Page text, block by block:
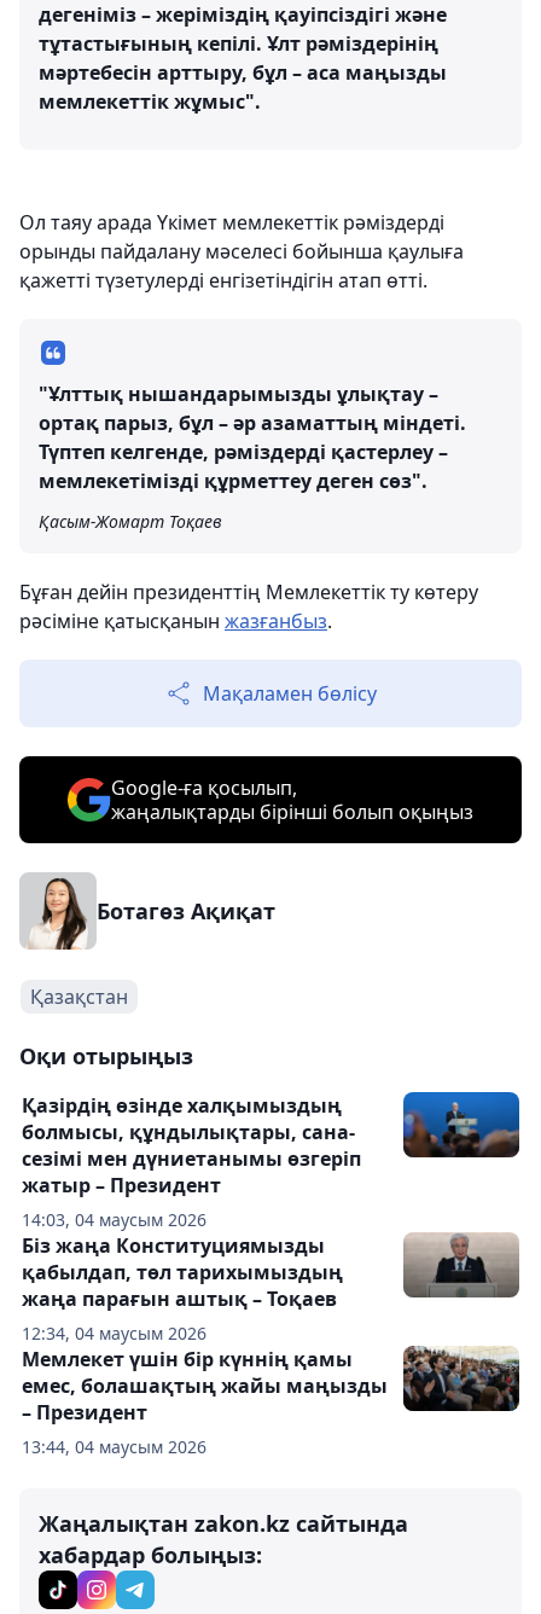
дегеніміз – жеріміздің қауіпсіздігі және
тұтастығының кепілі. Ұлт рәміздерінің
мәртебесін арттыру, бұл – аса маңызды
мемлекеттік жұмыс".
Ол таяу арада Үкімет мемлекеттік рәміздерді
орынды пайдалану мәселесі бойынша қаулыға
қажетті түзетулерді енгізетіндігін атап өтті.
"Ұлттық нышандарымызды ұлықтау –
ортақ парыз, бұл – әр азаматтың міндеті.
Түптеп келгенде, рәміздерді қастерлеу –
мемлекетімізді құрметтеу деген сөз".
Қасым-Жомарт Тоқаев
Бұған дейін президенттің Мемлекеттік ту көтеру
рәсіміне қатысқанын жазғанбыз.
Мақаламен бөлісу
Google-ға қосылып,
жаңалықтарды бірінші болып оқыңыз
Ботагөз Ақиқат
Қазақстан
Оқи отырыңыз
14:03, 04 маусым 2026
Қазірдің өзінде халқымыздың
болмысы, құндылықтары, сана-
сезімі мен дүниетанымы өзгеріп
жатыр – Президент
12:34, 04 маусым 2026
Біз жаңа Конституциямызды
қабылдап, төл тарихымыздың
жаңа парағын аштық – Тоқаев
13:44, 04 маусым 2026
Мемлекет үшін бір күннің қамы
емес, болашақтың жайы маңызды
– Президент
Жаңалықтан zakon.kz сайтында
хабардар болыңыз: